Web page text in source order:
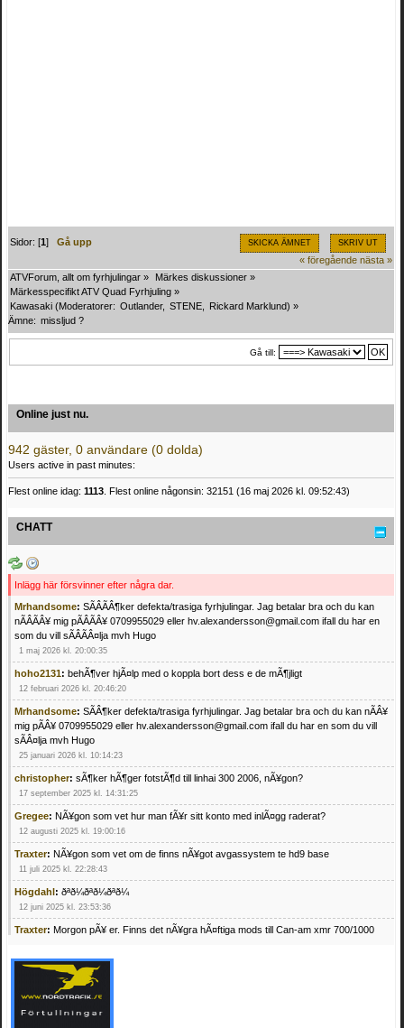
SKICKA ÄMNET SKRIV UT
Sidor: [1]Gå upp
« föregående nästa »
ATVForum, allt om fyrhjulingar » Märkes diskussioner »
Märkesspecifikt ATV Quad Fyrhjuling »
Kawasaki (Moderatorer: Outlander, STENE Rickard Marklund) »
Ämne: missljud ?
Gå till:
Online just nu.
942 gäster, 0 användare (0 dolda)
Users active in past minutes:
Flest online idag: 1113 . Flest online någonsin: 32151 (16 maj 2026 kl. 09:52:43)
CHATT
Inlägg här försvinner efter några dar.
Mrhandsome: SÃÂÃÂ¶ker defekta/trasiga fyrhjulingar. Jag betalar bra och du kan
nÃÂÃÂ¥ mig pÃÂÃÂ¥ 0709955029 eller hv.alexandersson@gmail.com ifall du har en
som du vill sÃÂÃÂ¤lja mvh Hugo
1 maj 2026 kl. 20:00:35
hoho2131: behÃ¶ver hjÃ¤lp med o koppla bort dess e de mÃ¶jligt
12 februari 2026 kl. 20:46:20
Mrhandsome: SÃÂ¶ker defekta/trasiga fyrhjulingar. Jag betalar bra och du kan nÃÂ¥
mig pÃÂ¥ 0709955029 eller hv.alexandersson@gmail.com ifall du har en som du vill
sÃÂ¤lja mvh Hugo
25 januari 2026 kl. 10:14:23
christopher: sÃ¶ker hÃ¶ger fotstÃ¶d till linhai 300 2006, nÃ¥gon?
17 september 2025 kl. 14:31:25
Gregee: NÃ¥gon som vet hur man fÃ¥r sitt konto med inlÃ¤gg raderat?
12 augusti 2025 kl. 19:00:16
Traxter: NÃ¥gon som vet om de finns nÃ¥got avgassystem te hd9 base
11 juli 2025 kl. 22:28:43
Högdahl: ðªð¼ðªð¼ðªð¼
12 juni 2025 kl. 23:53:36
Traxter: Morgon pÃ¥ er. Finns det nÃ¥gra hÃ¤ftiga mods till Can-am xmr 700/1000
Mrhandsome:SÃ¶ker defekta/trasiga fyrhjulingar. Jag betalar bra och du kan nÃ¥ mig
pÃ¥ 0709955029 eller hv.alexandersson@gmail.com ifall du har en som du vill sÃ¤lja
mvh Hugo
21 februari 2025 kl. 09:25:52